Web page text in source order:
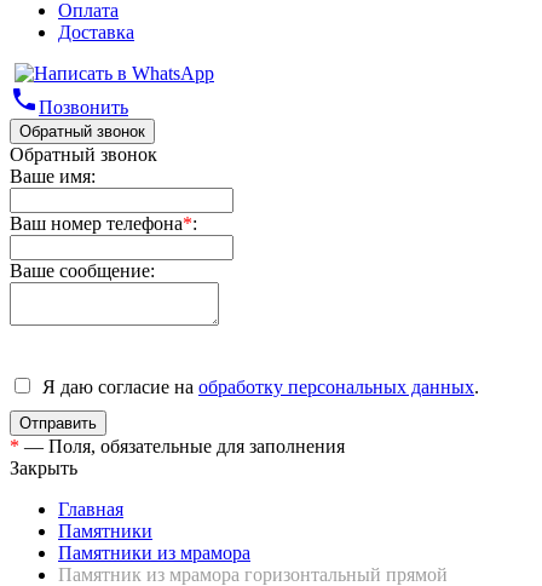
Оплата
Доставка
phoneПозвонить
Обратный звонок
Обратный звонок
Ваше имя:
Ваш номер телефона*:
Ваше сообщение:
Я даю согласие на обработку персональных данных.
* — Поля, обязательные для заполнения
Закрыть
Главная
Памятники
Памятники из мрамора
Памятник из мрамора горизонтальный прямой